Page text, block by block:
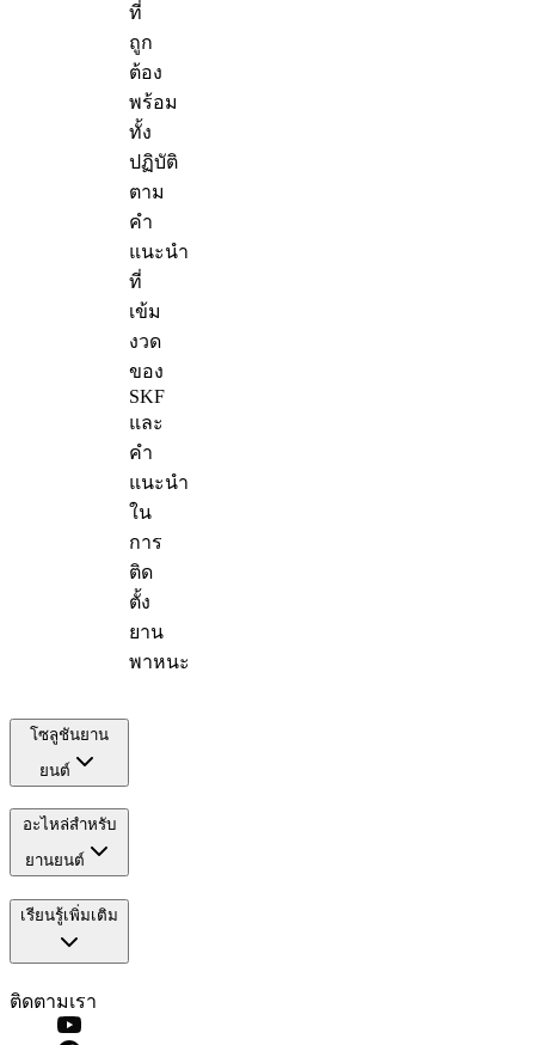
ที่
ถูก
ต้อง
พร้อม
ทั้ง
ปฏิบัติ
ตาม
คำ
แนะนำ
ที่
เข้ม
งวด
ของ
SKF
และ
คำ
แนะนำ
ใน
การ
ติด
ตั้ง
ยาน
พาหนะ
โซลูชันยาน
ยนต์
อะไหล่สำหรับ
ยานยนต์
เรียนรู้เพิ่มเติม
ติดตามเรา